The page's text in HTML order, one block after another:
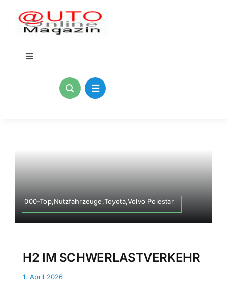
Inhalt
springen
Toggle
Datenschutzerklärung
000-Top,Nutzfahrzeuge,Toyota,Volvo Polestar
H2 IM SCHWERLASTVERKEHR
1. April 2026